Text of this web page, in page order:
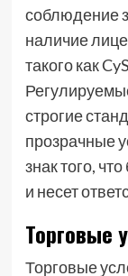
соблюдение
наличие
такого как
строгие
прозрачные
знак того,
и несет
Торговые
Торговые